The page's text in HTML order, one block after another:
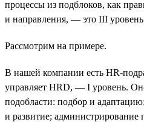
процессы из подблоков, как
и направления, — это III
Рассмотрим на примере.
В нашей компании есть HR-
управляет HRD, — I уровень.
подобласти: подбор и
и развитие;